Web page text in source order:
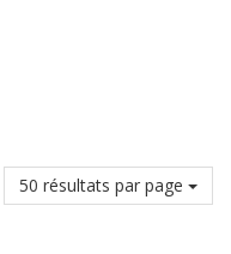
50 résultats par page